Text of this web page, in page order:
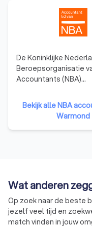
De Koninklijke
Beroepsorganisatie
Accountants (NBA)
in Nederland en biedt
ondersteuning op het
opleiding en
accountant heeft
accountants vaker
en leidinggevende
vervullen.
aangesloten bij de
Bekijk alle NBA
Warmond
Wat anderen
Op zoek naar de beste
jezelf veel tijd en
match vinden in jouw